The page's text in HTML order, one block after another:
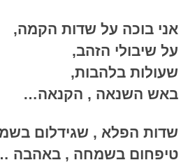
אני בוכה על שדות הקמה,
על שיבולי הזהב,
שעולות בלהבות,
באש השנאה , הקנאה…
שדות הפלא , שגידלום
טיפחום בשמחה , באהבה